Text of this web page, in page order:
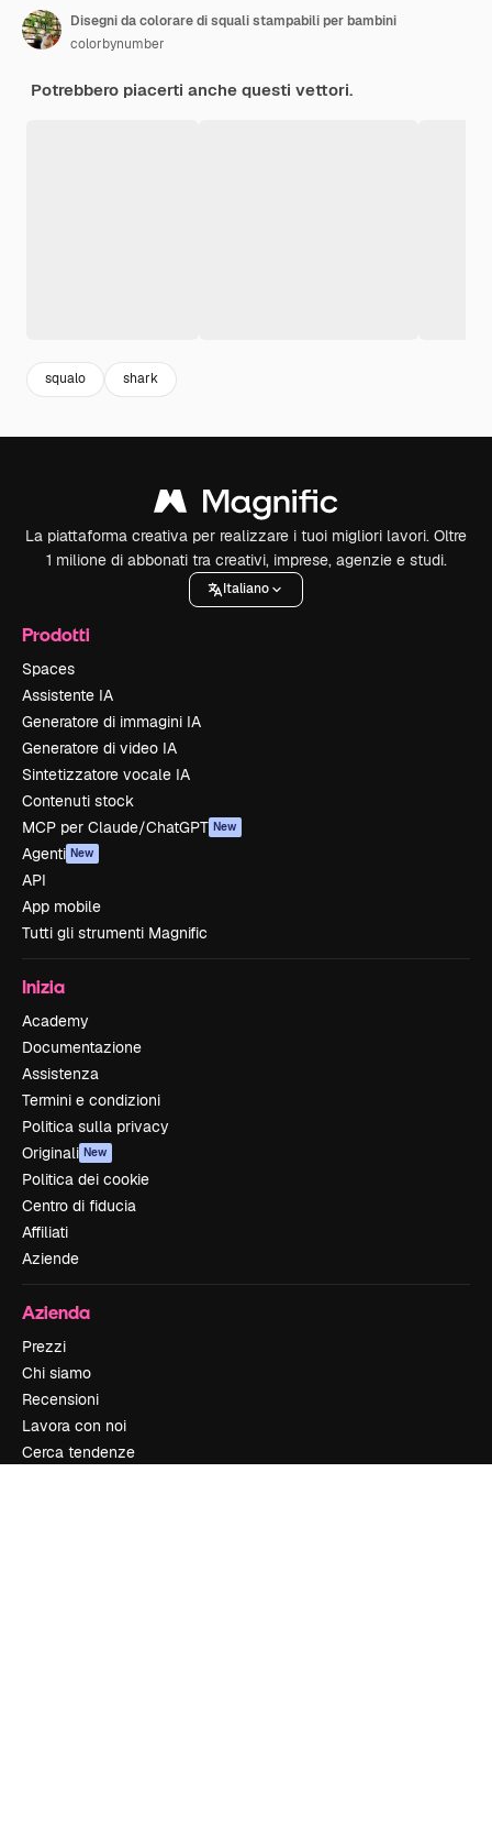
Disegni da colorare di squali stampabili per bambini
colorbynumber
Potrebbero piacerti anche questi vettori.
squalo shark
La piattaforma creativa per realizzare i tuoi migliori lavori. Oltre
1 milione di abbonati tra creativi, imprese, agenzie e studi.
Italiano
Prodotti
Spaces
Assistente IA
Generatore di immagini IA
Generatore di video IA
Sintetizzatore vocale IA
Contenuti stock
MCP per Claude/ChatGPT New
Agenti New
API
App mobile
Tutti gli strumenti Magnific
Inizia
Academy
Documentazione
Assistenza
Termini e condizioni
Politica sulla privacy
Originali New
Politica dei cookie
Centro di fiducia
Affiliati
Aziende
Azienda
Prezzi
Chi siamo
Recensioni
Lavora con noi
Cerca tendenze